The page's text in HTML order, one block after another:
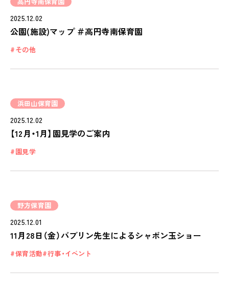
2025.12.02
公園(施設)マップ ＃高円寺南保育園
その他
浜田山保育園
2025.12.02
【12月・1月】園見学のご案内
園見学
野方保育園
2025.12.01
11月28日（金）バブリン先生によるシャボン玉ショー
保育活動 行事・イベント